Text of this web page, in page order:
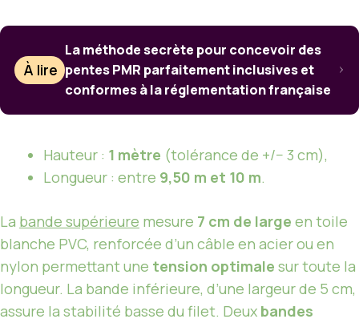
À lire
La méthode secrète pour concevoir des
pentes PMR parfaitement inclusives et
conformes à la réglementation française
Hauteur : 1 mètre (tolérance de +/− 3 cm),
Longueur : entre 9,50 m et 10 m.
La bande supérieure mesure 7 cm de large en toile
blanche PVC, renforcée d’un câble en acier ou en
nylon permettant une tension optimale sur toute la
longueur. La bande inférieure, d’une largeur de 5 cm,
assure la stabilité basse du filet. Deux bandes